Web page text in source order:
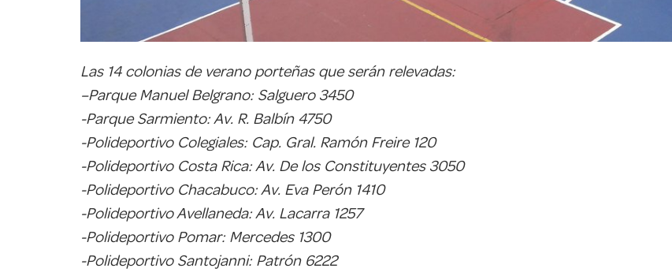
Las 14 colonias de verano porteñas que serán relevadas:
–Parque Manuel Belgrano: Salguero 3450
-Parque Sarmiento: Av. R. Balbín 4750
-Polideportivo Colegiales: Cap. Gral. Ramón Freire 120
-Polideportivo Costa Rica: Av. De los Constituyentes 3050
-Polideportivo Chacabuco: Av. Eva Perón 1410
-Polideportivo Avellaneda: Av. Lacarra 1257
-Polideportivo Pomar: Mercedes 1300
-Polideportivo Santojanni: Patrón 6222